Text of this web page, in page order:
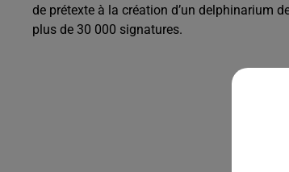
de prétexte à la création d’un delphinarium
plus de 30 000 signatures.